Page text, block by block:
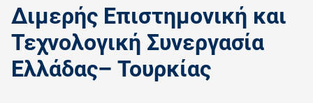
Διμερής Επιστημονική και
Τεχνολογική Συνεργασία
Ελλάδας– Τουρκίας